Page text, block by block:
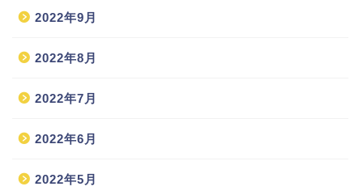
2022年9月
2022年8月
2022年7月
2022年6月
2022年5月